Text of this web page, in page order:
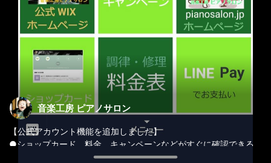
音楽工房 ピアノサロン
【公式アカウント機能を追加しました】
●ショップカード、料金、キャンペーンなどがすぐに確認できる
ようメニューを追加しました。